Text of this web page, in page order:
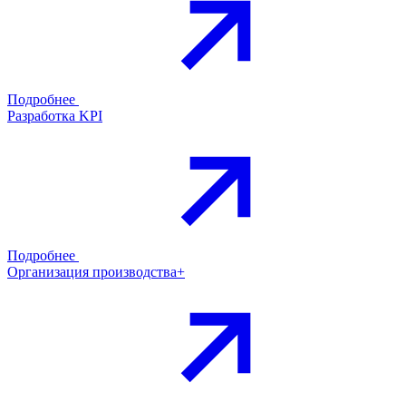
Подробнее
Разработка KPI
Подробнее
Организация производства+